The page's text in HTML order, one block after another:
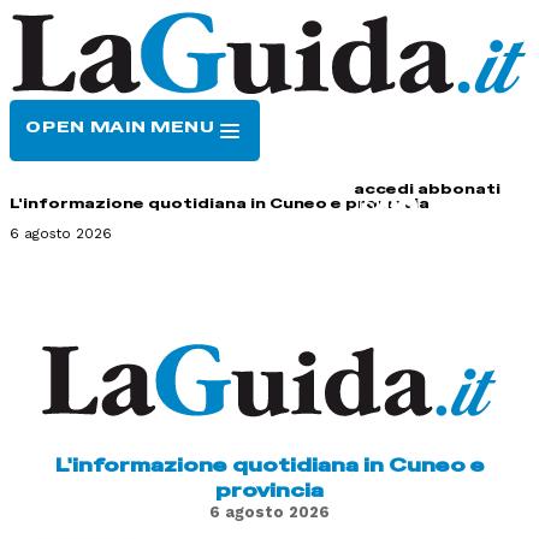
OPEN MAIN MENU
accedi abbonati
L'informazione quotidiana in Cuneo e provincia
6 agosto 2026
L'informazione quotidiana in Cuneo e
provincia
6 agosto 2026